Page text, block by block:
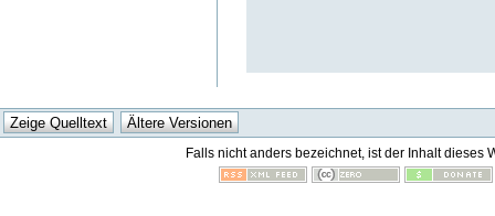
Falls nicht anders bezeichnet, ist der Inhalt dieses